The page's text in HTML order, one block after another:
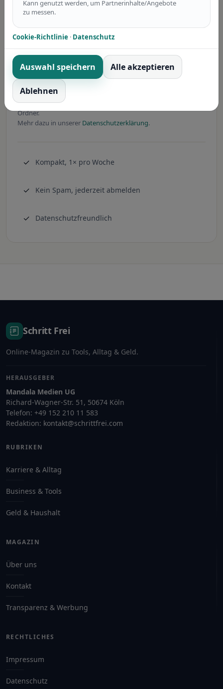
Anmelden
Ich habe dieDatenschutzerklärungund die
Nutzungsbedingungen
Wenn keine E-Mail ankommt, prüfen Sie bitte den Spam-
Ordner.
Mehr dazu in unserer Datenschutzerklärung.
✓ Kompakt, 1× pro Woche
✓ Kein Spam, jederzeit abmelden
✓ Datenschutzfreundlich
Schritt Frei
Online-Magazin zu Tools, Alltag & Geld.
HERAUSGEBER
Mandala Medien UG
Richard-Wagner-Str. 51, 50674 Köln
Telefon: +49 152 210 11 583
Redaktion: kontakt@schrittfrei.com
RUBRIKEN
Karriere & Alltag
Business & Tools
Geld & Haushalt
MAGAZIN
Über uns
Kontakt
Transparenz & Werbung
RECHTLICHES
Impressum
Datenschutz
Kann genutzt werden, um Partnerinhalte/Angebote
zu messen.
Cookie-Richtlinie · Datenschutz
Auswahl speichern Alle akzeptieren
Ablehnen